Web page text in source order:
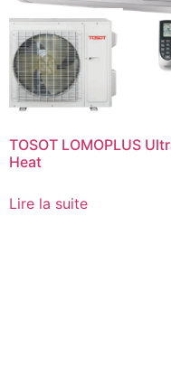
TOSOT LOMOPLUS
Heat
Lire la suite